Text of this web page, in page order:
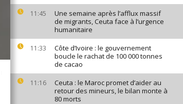
11:45
Une semaine après l’afflux massif
de migrants, Ceuta face à l’urgence
humanitaire
11:33
Côte d’Ivoire : le gouvernement
boucle le rachat de 100 000 tonnes
de cacao
11:16
Ceuta : le Maroc promet d’aider au
retour des mineurs, le bilan monte à
80 morts